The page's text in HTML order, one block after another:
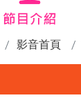
影音首頁